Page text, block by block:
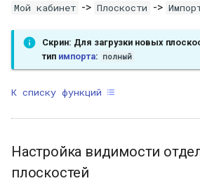
Мой кабинет -> Плоскости ->
Скрин: Для загрузки новых
тип импорта: полный
К списку функций
Настройка видимости
плоскостей